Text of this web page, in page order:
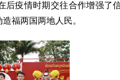
后疫情时期交往合作增强
福两国两地人民。